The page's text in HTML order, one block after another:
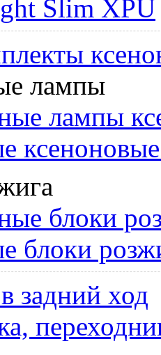
Slim XPU
лампы
лампы
блоки
блоки
задний ход